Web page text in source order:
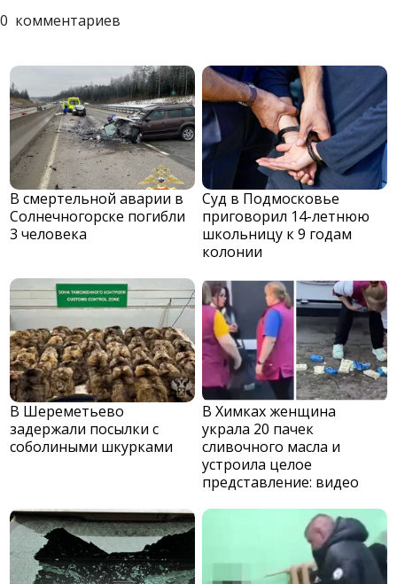
0 комментариев
В смертельной аварии в
Солнечногорске погибли
3 человека
Суд в Подмосковье
приговорил 14-летнюю
школьницу к 9 годам
колонии
В Шереметьево
задержали посылки с
соболиными шкурками
В Химках женщина
украла 20 пачек
сливочного масла и
устроила целое
представление: видео